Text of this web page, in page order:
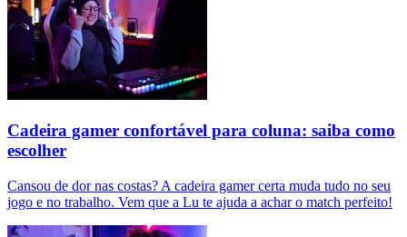
Cadeira gamer confortável para coluna: saiba como
escolher
Cansou de dor nas costas? A cadeira gamer certa muda tudo no seu
jogo e no trabalho. Vem que a Lu te ajuda a achar o match perfeito!